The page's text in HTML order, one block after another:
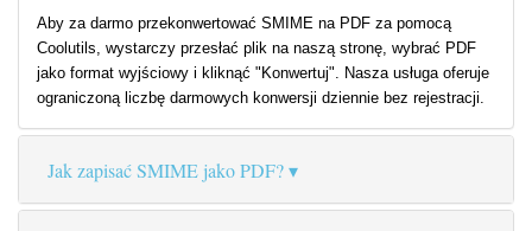
Aby za darmo przekonwertować SMIME na PDF za pomocą
Coolutils, wystarczy przesłać plik na naszą stronę, wybrać PDF
jako format wyjściowy i kliknąć "Konwertuj". Nasza usługa oferuje
ograniczoną liczbę darmowych konwersji dziennie bez rejestracji.
Jak zapisać SMIME jako PDF?